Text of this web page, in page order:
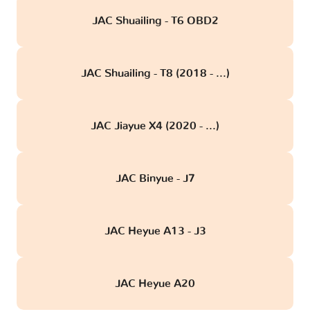
JAC Shuailing - T6 OBD2
JAC Shuailing - T8 (2018 - ...)
JAC Jiayue X4 (2020 - ...)
JAC Binyue - J7
JAC Heyue A13 - J3
JAC Heyue A20